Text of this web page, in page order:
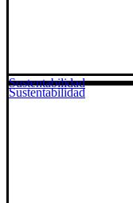
Sustentabilidad
Sustentabilidad